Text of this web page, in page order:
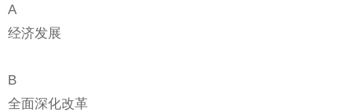
A
经济发展
B
全面深化改革